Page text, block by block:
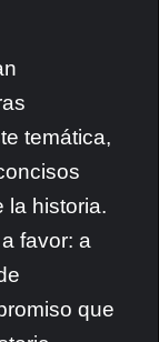
temática,
la historia.
favor: a
que